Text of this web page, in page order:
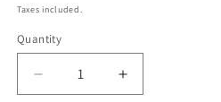
price
Taxes included.
Quantity
Decrease
Increase